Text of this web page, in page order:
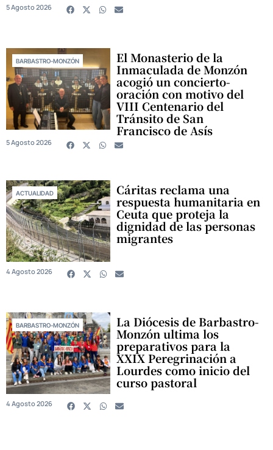
5 Agosto 2026
BARBASTRO-MONZÓN El Monasterio de la
Inmaculada de Monzón
acogió un concierto-
oración con motivo del
VIII Centenario del
Tránsito de San
Francisco de Asís
5 Agosto 2026
ACTUALIDAD Cáritas reclama una
respuesta humanitaria en
Ceuta que proteja la
dignidad de las personas
migrantes
4 Agosto 2026
BARBASTRO-MONZÓN La Diócesis de Barbastro-
Monzón ultima los
preparativos para la
XXIX Peregrinación a
Lourdes como inicio del
curso pastoral
4 Agosto 2026